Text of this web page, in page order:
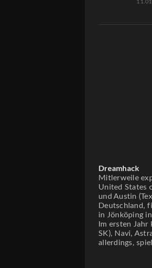
Dreamhack
Mitlerweile
United States
und Austin
Deutschland,
in Jönköping
Im ersten
SK), Navi,
allerdings,